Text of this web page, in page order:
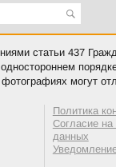
статьи 437
могут
Политика
Согласие на
данных